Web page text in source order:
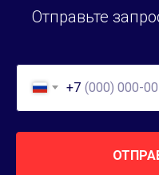
Отправьте
+7